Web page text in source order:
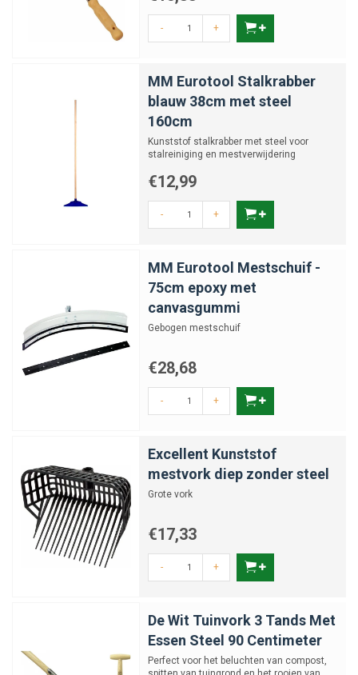
- +
MM Eurotool Stalkrabber
blauw 38cm met steel
160cm
Kunststof stalkrabber met steel voor
stalreiniging en mestverwijdering
€12,99
- +
MM Eurotool Mestschuif -
75cm epoxy met
canvasgummi
Gebogen mestschuif
€28,68
- +
Excellent Kunststof
mestvork diep zonder steel
Grote vork
€17,33
- +
De Wit Tuinvork 3 Tands Met
Essen Steel 90 Centimeter
Perfect voor het beluchten van compost,